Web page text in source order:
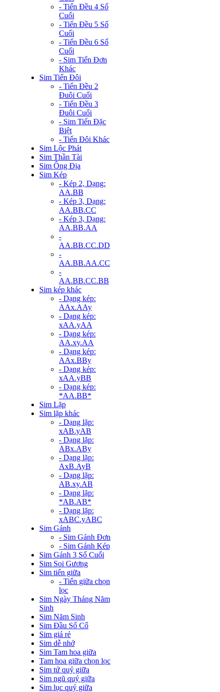
- Tiến Đều 4 Số
Cuối
- Tiến Đều 5 Số
Cuối
- Tiến Đều 6 Số
Cuối
- Sim Tiến Đơn
Khác
Sim Tiến Đôi
- Tiến Đều 2
Đuôi Cuối
- Tiến Đều 3
Đuôi Cuối
- Sim Tiến Đặc
Biệt
- Tiến Đôi Khác
Sim Lộc Phát
Sim Thần Tài
Sim Ông Địa
Sim Kép
- Kép 2, Dạng:
AA.BB
- Kép 3, Dạng:
AA.BB.CC
- Kép 3, Dạng:
AA.BB.AA
-
AA.BB.CC.DD
-
AA.BB.AA.CC
-
AA.BB.CC.BB
Sim kép khác
- Dạng kép:
AAx.AAy
- Dạng kép:
xAA.yAA
- Dạng kép:
AA.xy.AA
- Dạng kép:
AAx.BBy
- Dạng kép:
xAA.yBB
- Dạng kép:
*AA.BB*
Sim Lặp
Sim lặp khác
- Dạng lặp:
xAB.yAB
- Dạng lặp:
ABx.ABy
- Dạng lặp:
AxB.AyB
- Dạng lặp:
AB.xy.AB
- Dạng lặp:
*AB.AB*
- Dạng lặp:
xABC.yABC
Sim Gánh
- Sim Gánh Đơn
- Sim Gánh Kép
Sim Gánh 3 Số Cuối
Sim Soi Gương
Sim tiến giữa
- Tiến giữa chọn
lọc
Sim Ngày Tháng Năm
Sinh
Sim Năm Sinh
Sim Đầu Số Cổ
Sim giá rẻ
Sim dễ nhớ
Sim Tam hoa giữa
Tam hoa giữa chọn lọc
Sim tứ quý giữa
Sim ngũ quý giữa
Sim lục quý giữa